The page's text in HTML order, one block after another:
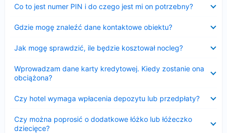
Co to jest numer PIN i do czego jest mi on potrzebny?
Gdzie mogę znaleźć dane kontaktowe obiektu?
Jak mogę sprawdzić, ile będzie kosztował nocleg?
Wprowadzam dane karty kredytowej. Kiedy zostanie ona
obciążona?
Czy hotel wymaga wpłacenia depozytu lub przedpłaty?
Czy można poprosić o dodatkowe łóżko lub łóżeczko
dziecięce?